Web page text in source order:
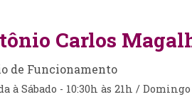
Carlos
de Funcionamento
à Sábado - 10:30h às 21h / Domingo